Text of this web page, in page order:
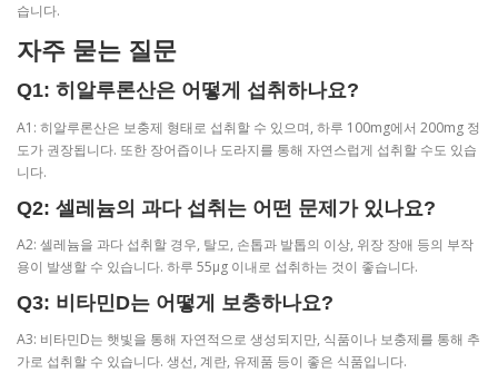
습니다.
자주 묻는 질문
Q1: 히알루론산은 어떻게 섭취하나요?
A1: 히알루론산은 보충제 형태로 섭취할 수 있으며, 하루 100mg에서 200mg 정
도가 권장됩니다. 또한 장어즙이나 도라지를 통해 자연스럽게 섭취할 수도 있습
니다.
Q2: 셀레늄의 과다 섭취는 어떤 문제가 있나요?
A2: 셀레늄을 과다 섭취할 경우, 탈모, 손톱과 발톱의 이상, 위장 장애 등의 부작
용이 발생할 수 있습니다. 하루 55μg 이내로 섭취하는 것이 좋습니다.
Q3: 비타민D는 어떻게 보충하나요?
A3: 비타민D는 햇빛을 통해 자연적으로 생성되지만, 식품이나 보충제를 통해 추
가로 섭취할 수 있습니다. 생선, 계란, 유제품 등이 좋은 식품입니다.